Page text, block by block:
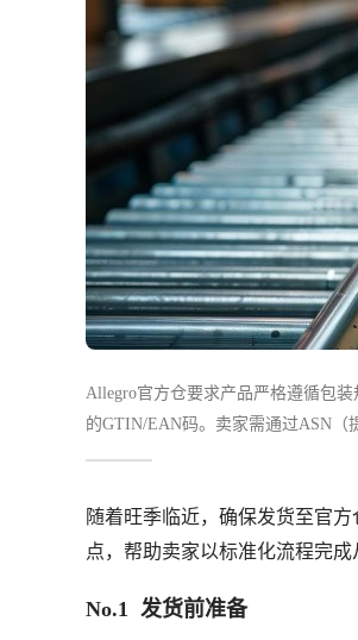
Allegro官方仓要求产品严格遵循包
的GTIN/EAN码。卖家需通过ASN（
成。库存管理需关注"可销售""缺货"
随着旺季临近，确保发货至官
点，帮助卖家以标准化流程完
No.1 发货前准备